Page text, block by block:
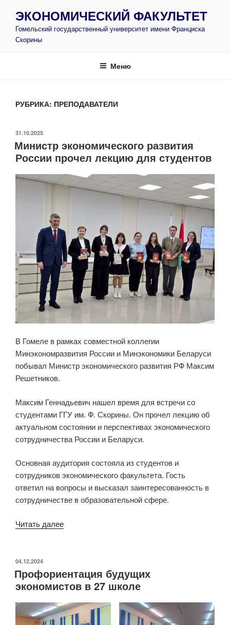
содержимому
ЭКОНОМИЧЕСКИЙ ФАКУЛЬТЕТ
Гомельский государственный университет имени Франциска
Скорины
Меню
РУБРИКА: ПРЕПОДАВАТЕЛИ
ОПУБЛИКОВАНО
31.10.2025
Министр экономического развития
России прочел лекцию для студентов
В Гомеле в рамках совместной коллегии
Минэкономразвития России и Минэкономики Беларуси
побывал Министр экономического развития РФ Максим
Решетников.
Максим Геннадьевич нашел время для встречи со
студентами ГГУ им. Ф. Скорины. Он прочел лекцию об
актуальном состоянии и перспективах экономического
сотрудничества России и Беларуси.
Основная аудитория состояла из студентов и
сотрудников экономического факультета. Гость
ответил на вопросы и высказал заинтересованность в
сотрудничестве в образовательной сфере.
Читать далее«Министр
прочел
лекцию
студентов»
ОПУБЛИКОВАНО
04.12.2024
Профориентация будущих
экономистов в 27 школе